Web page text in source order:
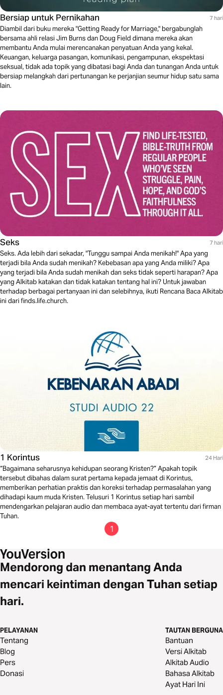
Bersiap untuk Pernikahan 7 hari
Diambil dari buku mereka "Getting Ready for Marriage," bergabunglah
bersama ahli relasi Jim Burns dan Doug Field dimana mereka akan
membantu Anda mulai merencanakan penyatuan Anda yang kekal.
Keuangan, keluarga pasangan, komunikasi, pengampunan, ekspektasi
seksual, tidak ada topik yang dibatasi bagi Anda dan tunangan Anda untuk
bersiap melangkah dari pertunangan ke perjanjian seumur hidup satu sama
lain.
Seks 7 hari
Seks. Ada lebih dari sekadar, "Tunggu sampai Anda menikah!" Apa yang
terjadi bila Anda sudah menikah? Kebebasan apa yang Anda miliki? Apa
yang terjadi bila Anda sudah menikah dan seks tidak seperti harapan? Apa
yang Alkitab katakan dan tidak katakan tentang hal ini? Untuk jawaban
terhadap berbagai pertanyaan ini dan selebihnya, ikuti Rencana Baca Alkitab
ini dari finds.life.church.
1 Korintus 24 Hari
“Bagaimana seharusnya kehidupan seorang Kristen?” Apakah topik
tersebut dibahas dalam surat pertama kepada jemaat di Korintus,
memberikan perhatian praktis dan koreksi terhadap permasalahan yang
dihadapi kaum muda Kristen. Telusuri 1 Korintus setiap hari sambil
mendengarkan pelajaran audio dan membaca ayat-ayat tertentu dari firman
Tuhan.
1
Mendorong dan menantang Anda
mencari keintiman dengan Tuhan setiap
hari.
PELAYANAN
Tentang
Blog
Pers
Donasi
TAUTAN BERGUNA
Bantuan
Versi Alkitab
Alkitab Audio
Bahasa Alkitab
Ayat Hari Ini